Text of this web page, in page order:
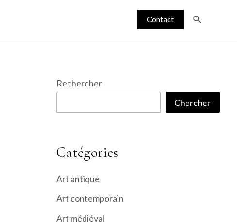
Contact
Rechercher
Chercher
Catégories
Art antique
Art contemporain
Art médiéval